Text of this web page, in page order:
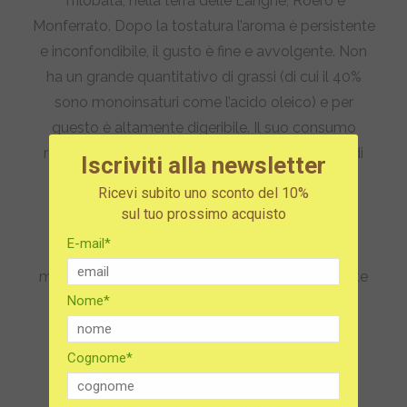
Monferrato. Dopo la tostatura l’aroma è persistente
e inconfondibile, il gusto è fine e avvolgente. Non
ha un grande quantitativo di grassi (di cui il 40%
sono monoinsaturi come l’acido oleico) e per
questo è altamente digeribile. Il suo consumo
regolare aiuta quindi a mantenere bassi i livelli di
colesterolo “cattivo” nel sangue.
miele di acacia 78%, pasta di
Piemonte
Tabella nutrizionale
(valori medi) per 100 g:
Iscriviti alla newsletter
Ricevi subito uno sconto del 10%
sul tuo prossimo acquisto
E-mail*
Nome*
Cognome*